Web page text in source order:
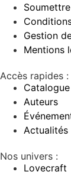
Gestion
Mentions
Accès rapides :
Catalogue
Auteurs
Actualités
Nos univers :
Lovecraft